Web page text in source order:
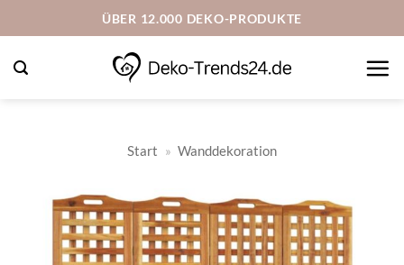
Inhalt
springen
ÜBER 12.000 DEKO-PRODUKTE
Start » Wanddekoration